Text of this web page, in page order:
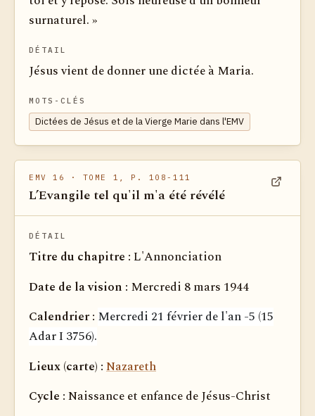
surnaturel. »
DÉTAIL
Jésus vient de donner une dictée à Maria.
MOTS-CLÉS
Dictées de Jésus et de la Vierge Marie dans l'EMV
EMV 16 · TOME 1, P. 108-111
L’Evangile tel qu'il m'a été révélé
DÉTAIL
Titre du chapitre :L'Annonciation
Date de la vision : Mercredi 8 mars 1944
Calendrier : Mercredi 21 février de l'an -5 (15
Adar I 3756).
Lieux (carte) :Nazareth
Cycle :Naissance et enfance de Jésus-Christ